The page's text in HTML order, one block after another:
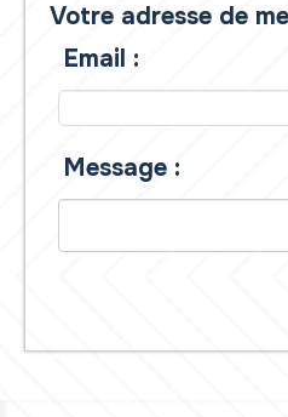
Votre adresse de
Email :
Message :